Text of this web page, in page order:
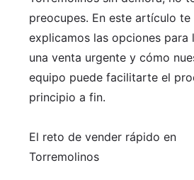
preocupes. En este artículo te
explicamos las opciones para
una venta urgente y cómo
equipo puede facilitarte el
principio a fin.
El reto de vender rápido en
Torremolinos